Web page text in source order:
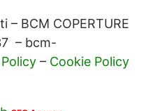
BCM COPERTURE
– bcm-
– Cookie Policy